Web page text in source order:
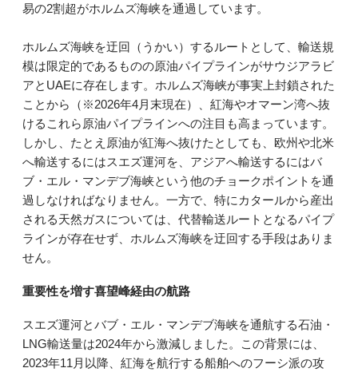
易の2割超がホルムズ海峡を通過しています。
ホルムズ海峡を迂回（うかい）するルートとして、輸送規
模は限定的であるものの原油パイプラインがサウジアラビ
アとUAEに存在します。ホルムズ海峡が事実上封鎖された
ことから（※2026年4月末現在）、紅海やオマーン湾へ抜
けるこれら原油パイプラインへの注目も高まっています。
しかし、たとえ原油が紅海へ抜けたとしても、欧州や北米
へ輸送するにはスエズ運河を、アジアへ輸送するにはバ
ブ・エル・マンデブ海峡という他のチョークポイントを通
過しなければなりません。一方で、特にカタールから産出
される天然ガスについては、代替輸送ルートとなるパイプ
ラインが存在せず、ホルムズ海峡を迂回する手段はありま
せん。
重要性を増す喜望峰経由の航路
スエズ運河とバブ・エル・マンデブ海峡を通航する石油・
LNG輸送量は2024年から激減しました。この背景には、
2023年11月以降、紅海を航行する船舶へのフーシ派の攻